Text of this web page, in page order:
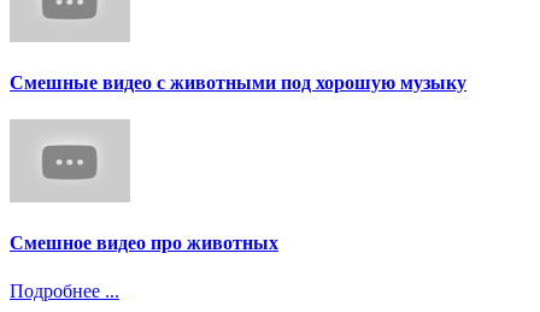
Смешные видео с животными под хорошую музыку
Смешное видео про животных
Подробнее ...